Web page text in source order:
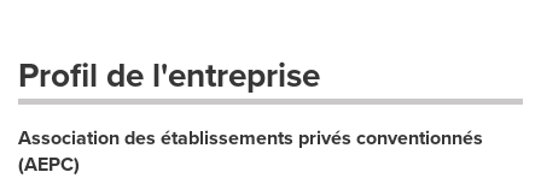
Profil de l'entreprise
Association des établissements privés conventionnés
(AEPC)